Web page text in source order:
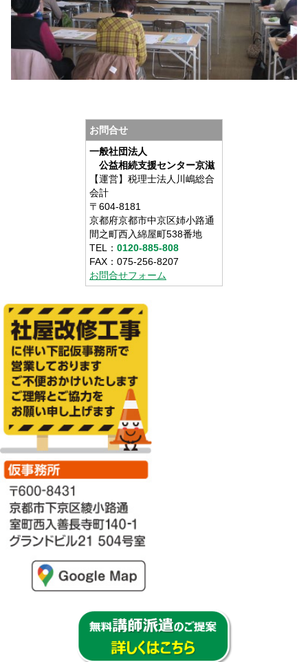
お問合せ
一般社団法人
公益相続支援センター京滋
【運営】税理士法人川嶋総合
会計
〒604-8181
京都府京都市中京区姉小路通
間之町西入綿屋町538番地
TEL： 0120-885-808
FAX：075-256-8207
お問合せフォーム